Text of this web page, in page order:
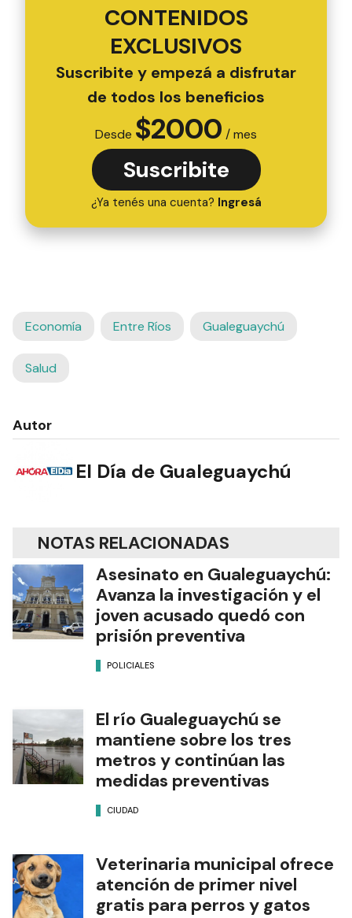
CONTENIDOS
EXCLUSIVOS
Suscribite y empezá a disfrutar
de todos los beneficios
Desde $2000 / mes
Suscribite
¿Ya tenés una cuenta? Ingresá
Economía Entre Ríos Gualeguaychú
Salud
Autor
El Día de Gualeguaychú
NOTAS RELACIONADAS
Asesinato en Gualeguaychú:
Avanza la investigación y el
joven acusado quedó con
prisión preventiva
POLICIALES
El río Gualeguaychú se
mantiene sobre los tres
metros y continúan las
medidas preventivas
CIUDAD
Veterinaria municipal ofrece
atención de primer nivel
gratis para perros y gatos